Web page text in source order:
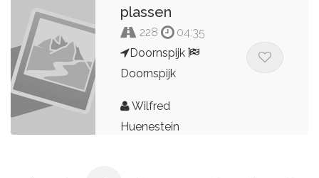
plassen
228
04:35
Doornspijk
Doornspijk
Wilfred
Huenestein